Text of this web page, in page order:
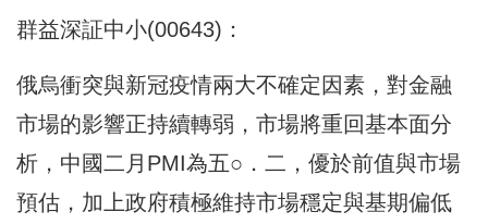
群益深証中小(00643)：
俄烏衝突與新冠疫情兩大不確定因素，對金融
市場的影響正持續轉弱，市場將重回基本面分
析，中國二月PMI為五○．二，優於前值與市場
預估，加上政府積極維持市場穩定與基期偏低